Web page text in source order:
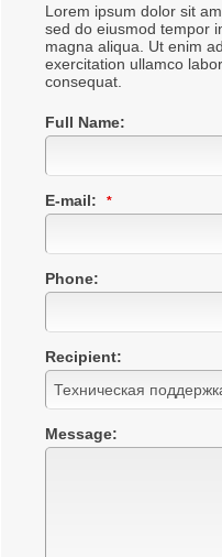
Lorem ipsum dolor sit
sed do eiusmod tempor
magna aliqua. Ut enim
exercitation ullamco
consequat.
Full Name:
E-mail:
Phone:
Recipient:
Message: